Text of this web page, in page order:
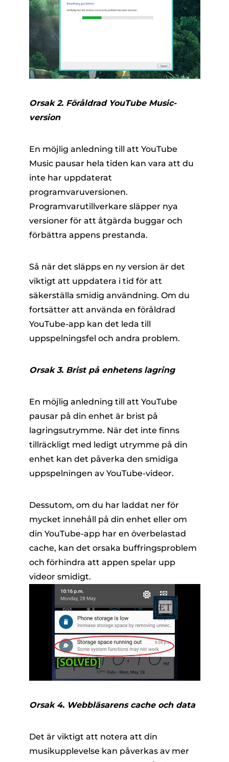
Orsak 2. Föråldrad YouTube Music-
version
En möjlig anledning till att YouTube
Music pausar hela tiden kan vara att du
inte har uppdaterat
programvaruversionen.
Programvarutillverkare släpper nya
versioner för att åtgärda buggar och
förbättra appens prestanda.
Så när det släpps en ny version är det
viktigt att uppdatera i tid för att
säkerställa smidig användning. Om du
fortsätter att använda en föråldrad
YouTube-app kan det leda till
uppspelningsfel och andra problem.
Orsak 3. Brist på enhetens lagring
En möjlig anledning till att YouTube
pausar på din enhet är brist på
lagringsutrymme. När det inte finns
tillräckligt med ledigt utrymme på din
enhet kan det påverka den smidiga
uppspelningen av YouTube-videor.
Dessutom, om du har laddat ner för
mycket innehåll på din enhet eller om
din YouTube-app har en överbelastad
cache, kan det orsaka buffringsproblem
och förhindra att appen spelar upp
videor smidigt.
Orsak 4. Webbläsarens cache och data
Det är viktigt att notera att din
musikupplevelse kan påverkas av mer